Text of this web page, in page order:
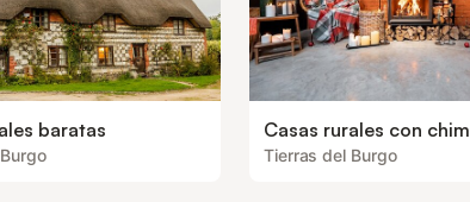
baratas Casas rurales con
Tierras del Burgo